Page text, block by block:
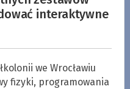
interaktywne
we Wrocławiu
fizyki, programowania